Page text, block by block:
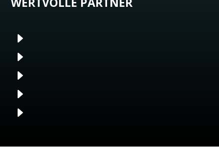
E
E
E
E
E